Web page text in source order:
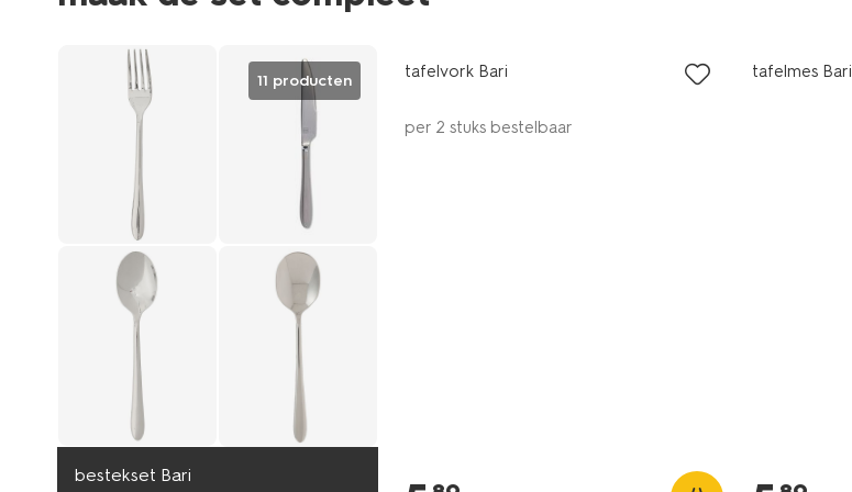
11 producten
bestekset Bari
tafelvork Bari
per 2 stuks bestelbaar
tafelmes Bari